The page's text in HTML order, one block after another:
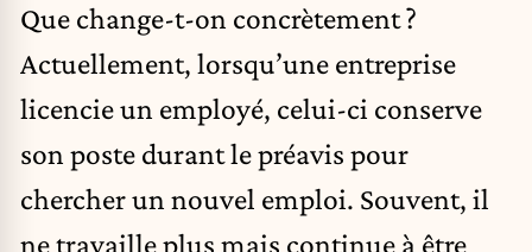
Que change-t-on concrètement ?
Actuellement, lorsqu’une entreprise
licencie un employé, celui-ci conserve
son poste durant le préavis pour
chercher un nouvel emploi. Souvent, il
ne travaille plus mais continue à être